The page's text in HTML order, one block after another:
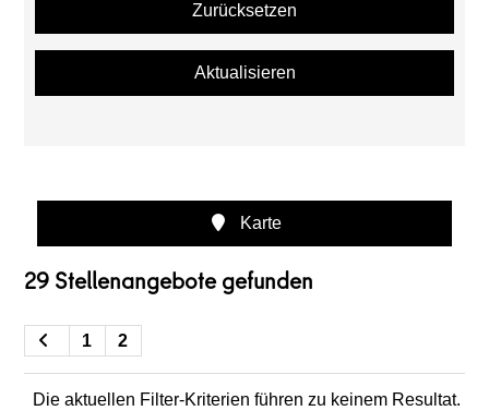
Zurücksetzen
Aktualisieren
Karte
29 Stellenangebote gefunden
1 2
Die aktuellen Filter-Kriterien führen zu keinem Resultat.